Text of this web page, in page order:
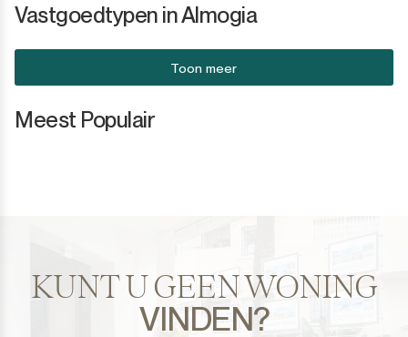
Vastgoedtypen in Almogia
Toon meer
Meest Populair
KUNT U GEEN WONING
VINDEN?